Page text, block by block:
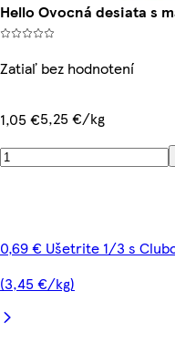
Hello Ovocná desiata s
Zatiaľ bez hodnotení
1,05 €5,25 €/kg
0,69 € Ušetrite 1/3 s
(3,45 €/kg)